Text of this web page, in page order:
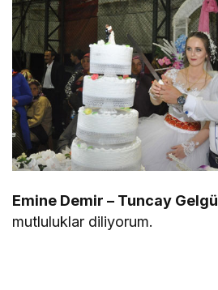
Emine Demir – Tuncay Gelgü
mutluluklar diliyorum.